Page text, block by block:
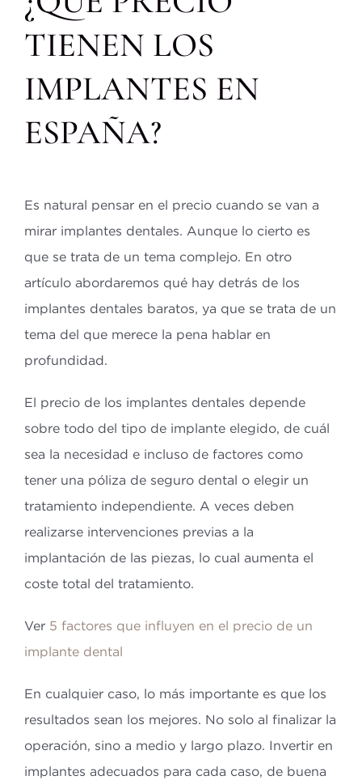
TIENEN LOS
IMPLANTES EN
ESPAÑA?
Es natural pensar en el precio cuando se van a
mirar implantes dentales. Aunque lo cierto es
que se trata de un tema complejo. En otro
artículo abordaremos qué hay detrás de los
implantes dentales baratos, ya que se trata de un
tema del que merece la pena hablar en
profundidad.
El precio de los implantes dentales depende
sobre todo del tipo de implante elegido, de cuál
sea la necesidad e incluso de factores como
tener una póliza de seguro dental o elegir un
tratamiento independiente. A veces deben
realizarse intervenciones previas a la
implantación de las piezas, lo cual aumenta el
coste total del tratamiento.
Ver 5 factores que influyen en el precio de un
implante dental
En cualquier caso, lo más importante es que los
resultados sean los mejores. No solo al finalizar la
operación, sino a medio y largo plazo. Invertir en
implantes adecuados para cada caso, de buena